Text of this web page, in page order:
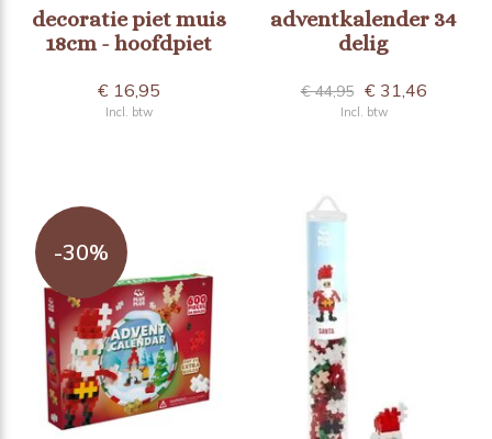
decoratie piet muis
18cm - hoofdpiet
€ 16,95
Incl. btw
adventkalender 34
delig
€ 44,95 € 31,46
Incl. btw
-30%